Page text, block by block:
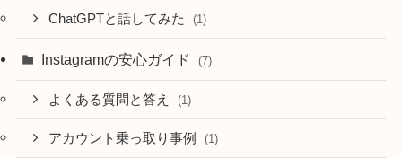
ChatGPTと話してみた (1)
Instagramの安心ガイド (7)
よくある質問と答え (1)
アカウント乗っ取り事例 (1)